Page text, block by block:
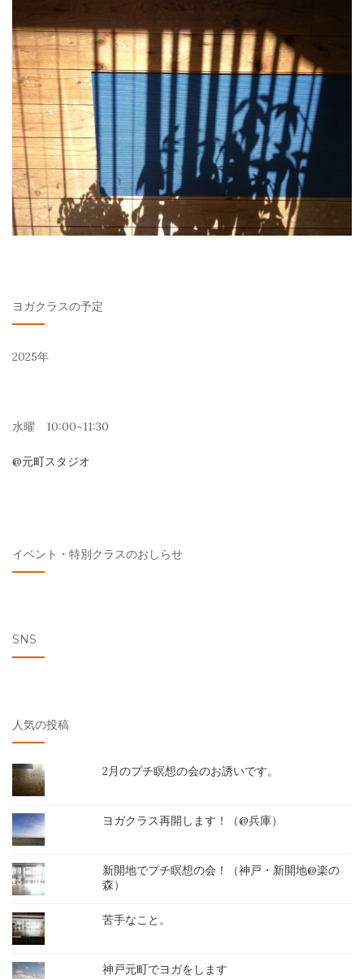
ヨガクラスの予定
2025年
水曜 10:00~11:30
@元町スタジオ
イベント・特別クラスのおしらせ
SNS
人気の投稿
2月のプチ瞑想の会のお誘いです。
ヨガクラス再開します！（@兵庫）
新開地でプチ瞑想の会！（神戸・新開地@楽の
森）
苦手なこと。
神戸元町でヨガをします